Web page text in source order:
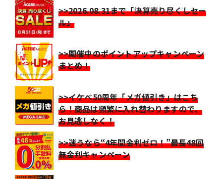
>>2026.08.31まで「決算売り尽くしセー
ル」
>>開催中のポイントアップキャンペーン
まとめ！
>>イケベ50周年「メガ値引き」はこち
ら！商品は頻繁に入れ替わりますので、
お見逃しなく！
>>迷うなら“4年間金利ゼロ！”最長48回
無金利キャンペーン